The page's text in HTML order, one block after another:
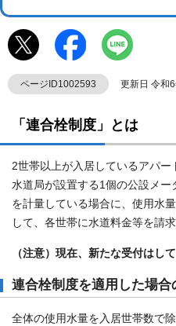
ページID1002593 更新日 令和6
「連合栓制度」とは
2世帯以上が入居しているアパ
水道局が設置する1個の公設メ
を計量している場合に、使用水
して、各世帯に水道料金等を請
（注意）現在、新たな受付はして
連合栓制度を適用した場合
全体の使用水量を入居世帯数で